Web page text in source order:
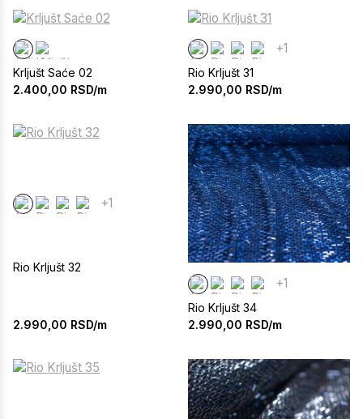
Krljušt Saće 02
2.400,00 RSD/m
+1
Rio Krljušt 31
2.990,00 RSD/m
+1
Rio Krljušt 32
2.990,00 RSD/m
+1
Rio Krljušt 34
2.990,00 RSD/m